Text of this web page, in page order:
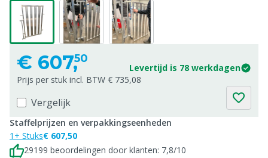
€ 607,50
Levertijd is 78 werkdagen
Prijs per stuk incl. BTW € 735,08
Vergelijk
Staffelprijzen en verpakkingseenheden
1+ Stuks€ 607,50
29199 beoordelingen door klanten: 7,8/10